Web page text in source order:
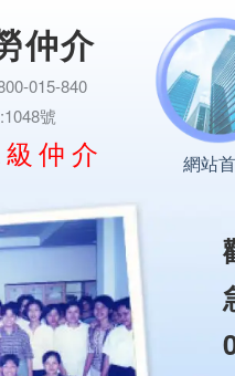
仲介
015-840
號
仲介 網站